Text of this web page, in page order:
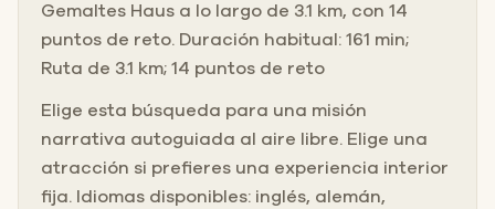
Gemaltes Haus a lo largo de 3.1 km, con 14
puntos de reto. Duración habitual: 161 min;
Ruta de 3.1 km; 14 puntos de reto
Elige esta búsqueda para una misión
narrativa autoguiada al aire libre. Elige una
atracción si prefieres una experiencia interior
fija. Idiomas disponibles: inglés, alemán,